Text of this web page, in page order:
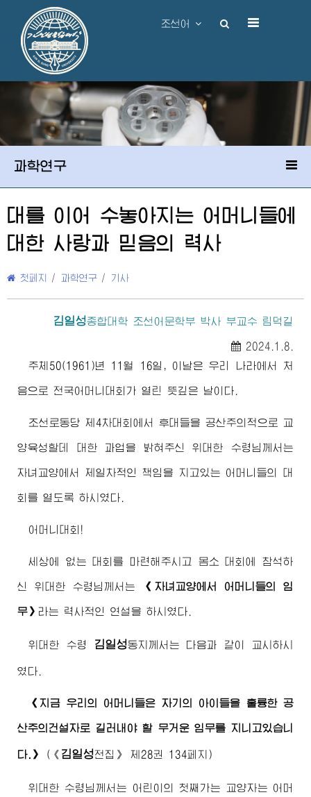
조선어
과학연구
대를 이어 수놓아지는 어머니들에
대한 사랑과 믿음의 력사
첫페지 / 과학연구 / 기사
김일성종합대학 조선어문학부 박사 부교수 림덕길
2024.1.8.
주체50(1961)년 11월 16일, 이날은 우리 나라에서 처
음으로 전국어머니대회가 열린 뜻깊은 날이다.
조선로동당 제4차대회에서 후대들을 공산주의적으로 교
양육성할데 대한 과업을 밝혀주신위대한 수령님께서는
자녀교양에서 제일차적인 책임을 지고있는 어머니들의 대
회를 열도록 하시였다.
어머니대회!
세상에 없는 대회를 마련해주시고 몸소 대회에 참석하
신 위대한 수령님께서 는 《자녀교양에서 어머니들의 임
무》 라는 력사적인 연설을 하시였다.
위대한 수령 김일성동지께서 는 다음과 같이 교시하시
였다.
《지금 우리의 어머니들은 자기의 아이들을 훌륭한 공
산주의건설자로 길러내야 할 무거운 임무를 지니고있습니
다.》 ( 《 김일성전집》 제28권 134페지)
위대한 수령님께서는 어린이의 첫째가는 교양자는 어머